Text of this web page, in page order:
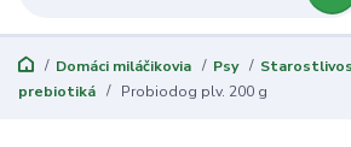
Domáci miláčikovia Psy
prebiotiká
Probiodog plv. 200 g